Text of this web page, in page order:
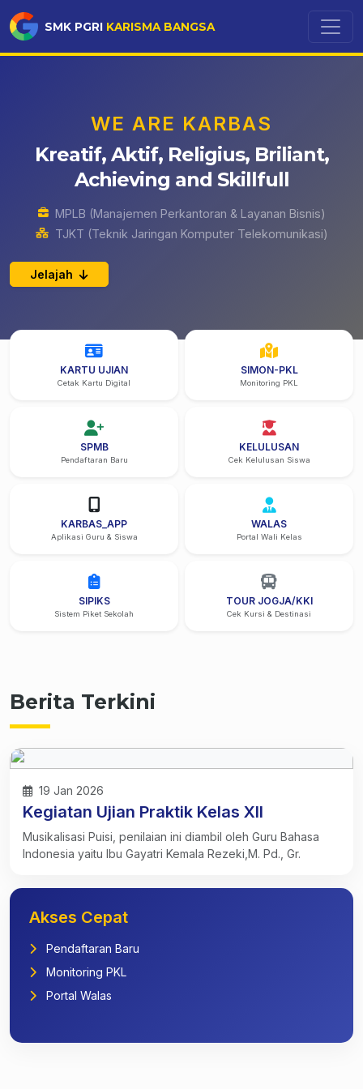
SMK PGRI KARISMA BANGSA
WE ARE KARBAS
Kreatif, Aktif, Religius, Briliant,
Achieving and Skillfull
MPLB (Manajemen Perkantoran & Layanan Bisnis)
TJKT (Teknik Jaringan Komputer Telekomunikasi)
Jelajah
KARTU UJIAN
Cetak Kartu Digital
SIMON-PKL
Monitoring PKL
SPMB
Pendaftaran Baru
KELULUSAN
Cek Kelulusan Siswa
KARBAS_APP
Aplikasi Guru & Siswa
WALAS
Portal Wali Kelas
SIPIKS
Sistem Piket Sekolah
TOUR JOGJA/KKI
Cek Kursi & Destinasi
Berita Terkini
19 Jan 2026
Kegiatan Ujian Praktik Kelas XII
Musikalisasi Puisi, penilaian ini diambil oleh Guru Bahasa
Indonesia yaitu Ibu Gayatri Kemala Rezeki,M. Pd., Gr.
Akses Cepat
Pendaftaran Baru
Monitoring PKL
Portal Walas